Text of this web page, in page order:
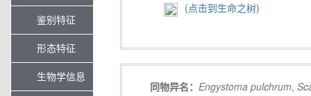
鉴别特征
形态特征
生物学信息
(点击到生命之树)
同物异名： Engystoma pulchrum,